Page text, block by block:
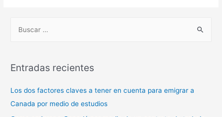
Entradas recientes
Los dos factores claves a tener en cuenta para emigrar a
Canada por medio de estudios